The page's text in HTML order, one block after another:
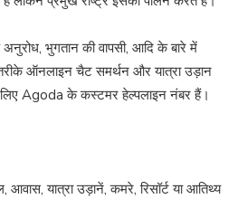
भुगतान की वापसी, आदि के बारे में
ऑनलाइन चैट समर्थन और यात्रा उड़ान
Agoda के कस्टमर हेल्पलाइन नंबर हैं।
आवास, यात्रा उड़ानें, कमरे, रिसॉर्ट या आतिथ्य